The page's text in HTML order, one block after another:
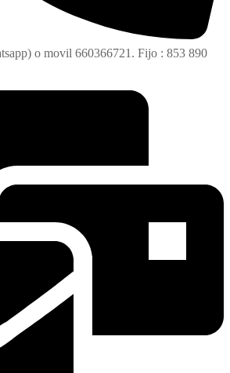
o movil 660366721. Fijo : 853 890